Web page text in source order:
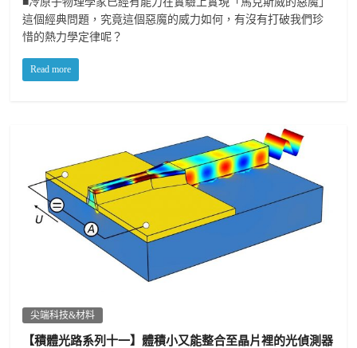
這個經典問題，究竟這個惡魔的威力如何，有沒有打破我們珍
惜的熱力學定律呢？
Read more
尖端科技&材料
【積體光路系列十一】體積小又能整合至晶片裡的光偵測器